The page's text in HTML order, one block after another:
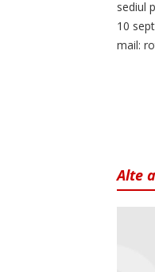
sediul
10
mail:
Alte